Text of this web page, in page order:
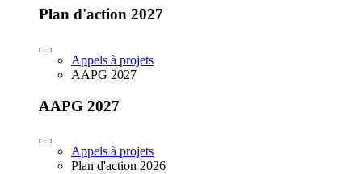
Plan d'action 2027
Appels à projets
AAPG 2027
AAPG 2027
Appels à projets
Plan d'action 2026